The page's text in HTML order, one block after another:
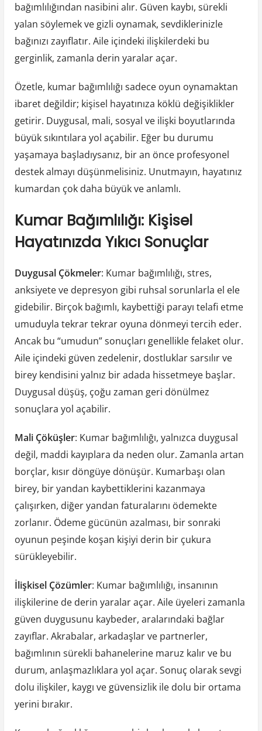
bağımlılığından nasibini alır. Güven kaybı, sürekli
yalan söylemek ve gizli oynamak, sevdiklerinizle
bağınızı zayıflatır. Aile içindeki ilişkilerdeki bu
gerginlik, zamanla derin yaralar açar.
Özetle, kumar bağımlılığı sadece oyun oynamaktan
ibaret değildir; kişisel hayatınıza köklü değişiklikler
getirir. Duygusal, mali, sosyal ve ilişki boyutlarında
büyük sıkıntılara yol açabilir. Eğer bu durumu
yaşamaya başladıysanız, bir an önce profesyonel
destek almayı düşünmelisiniz. Unutmayın, hayatınız
kumardan çok daha büyük ve anlamlı.
Kumar Bağımlılığı: Kişisel
Hayatınızda Yıkıcı Sonuçlar
Duygusal Çökmeler: Kumar bağımlılığı, stres,
anksiyete ve depresyon gibi ruhsal sorunlarla el ele
gidebilir. Birçok bağımlı, kaybettiği parayı telafi etme
umuduyla tekrar tekrar oyuna dönmeyi tercih eder.
Ancak bu “umudun” sonuçları genellikle felaket olur.
Aile içindeki güven zedelenir, dostluklar sarsılır ve
birey kendisini yalnız bir adada hissetmeye başlar.
Duygusal düşüş, çoğu zaman geri dönülmez
sonuçlara yol açabilir.
Mali Çöküşler: Kumar bağımlılığı, yalnızca duygusal
değil, maddi kayıplara da neden olur. Zamanla artan
borçlar, kısır döngüye dönüşür. Kumarbaşı olan
birey, bir yandan kaybettiklerini kazanmaya
çalışırken, diğer yandan faturalarını ödemekte
zorlanır. Ödeme gücünün azalması, bir sonraki
oyunun peşinde koşan kişiyi derin bir çukura
sürükleyebilir.
İlişkisel Çözümler: Kumar bağımlılığı, insanının
ilişkilerine de derin yaralar açar. Aile üyeleri zamanla
güven duygusunu kaybeder, aralarındaki bağlar
zayıflar. Akrabalar, arkadaşlar ve partnerler,
bağımlının sürekli bahanelerine maruz kalır ve bu
durum, anlaşmazlıklara yol açar. Sonuç olarak sevgi
dolu ilişkiler, kaygı ve güvensizlik ile dolu bir ortama
yerini bırakır.